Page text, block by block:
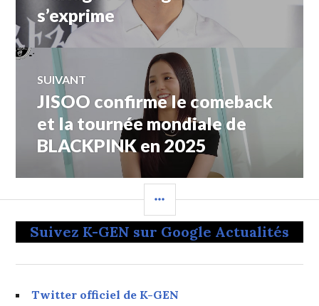
s’exprime
SUIVANT
Article
Suivant:
JISOO confirme le comeback
et la tournée mondiale de
BLACKPINK en 2025
LATÉRALE
Suivez K-GEN sur Google Actualités
Twitter officiel de K-GEN